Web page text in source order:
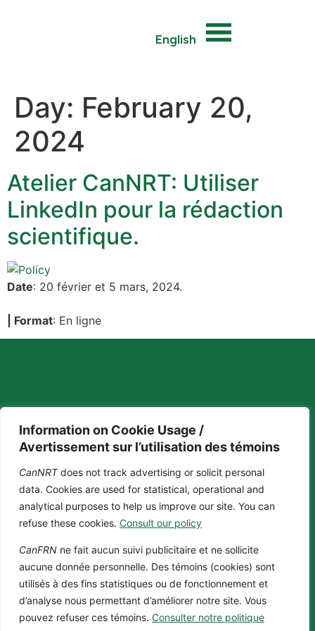
Information on Cookie Usage /
Avertissement sur l’utilisation des témoins
CanNRTdoes not track advertising or solicit personal
data. Cookies are used for statistical, operational and
analytical purposes to help us improve our site. You can
refuse these cookies. Consult our policy
CanFRN ne fait aucun suivi publicitaire et ne sollicite
aucune donnée personnelle. Des témoins (cookies) sont
utilisés à des fins statistiques ou de fonctionnement et
d’analyse nous permettant d’améliorer notre site. Vous
pouvez refuser ces témoins. Consulter notre politique
English
Day: February 20,
2024
Atelier CanNRT: Utiliser
LinkedIn pour la rédaction
scientifique.
Date: 20 février et 5 mars, 2024.
| Format: En ligne
Politique de
confidentialité
À propos
Programmes de
formation
Impact
Opportunités
Trousse d'outils de
marque
Contact
+1 (514) 398-5728
cannrt@mcgill.ca
3775 rue University, C-18
Duff Medical Building
Montréal, Québec, H3A 2B4
Canada
@2024 CanFRN Tous droits